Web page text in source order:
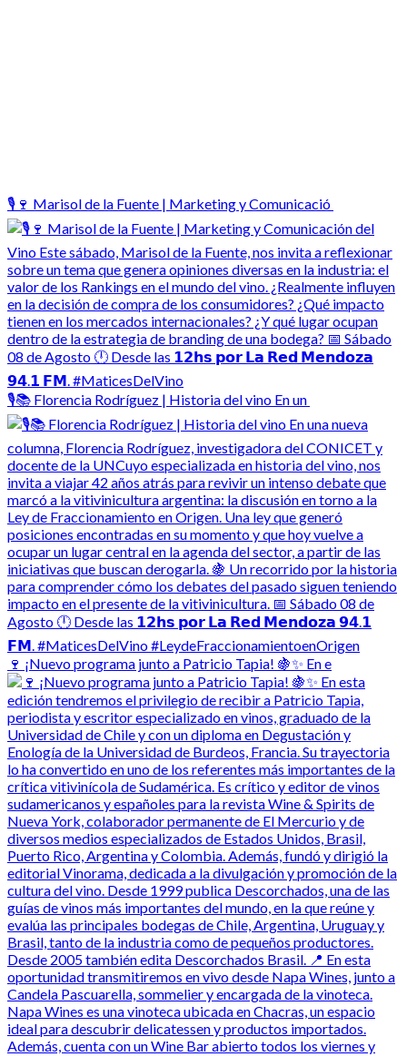
🎙️🍷 Marisol de la Fuente | Marketing y Comunicació
🎙️📚 Florencia Rodríguez | Historia del vino En un
🍷 ¡Nuevo programa junto a Patricio Tapia! 🍇✨ En e